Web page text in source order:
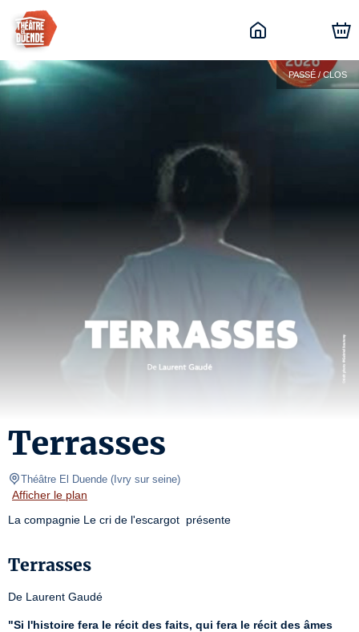
PASSÉ / CLOS
Terrasses
Théâtre El Duende ( Ivry sur seine)
Afficher le plan
La compagnie Le cri de l'escargot  présente
Terrasses
De Laurent Gaudé
"Si l'histoire fera le récit des faits, qui fera le récit des âmes